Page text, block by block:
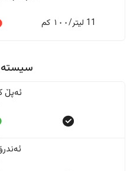
11 لیتر/١٠٠ کم
ئەپڵ